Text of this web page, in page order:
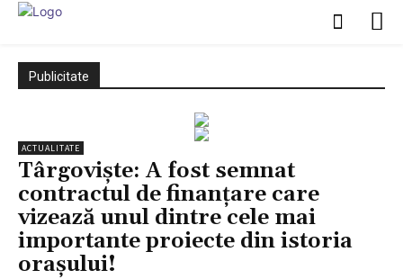
Publicitate
ACTUALITATE
Târgoviște: A fost semnat
contractul de finanțare care
vizează unul dintre cele mai
importante proiecte din istoria
orașului!